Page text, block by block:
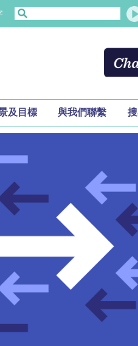
及目標 與我們聯繫